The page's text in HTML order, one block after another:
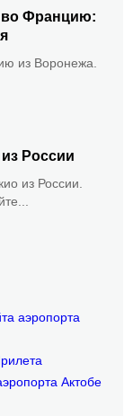
во Францию:
из Воронежа.
России
из России.
аэропорта
Актобе